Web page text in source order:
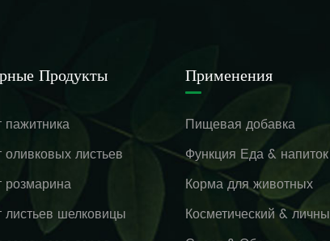
Продукты
пажитника
оливковых листьев
розмарина
листьев шелковицы
Применения
Пищевая добавка
Функция Еда & напиток
Корма для животных
Косметический &